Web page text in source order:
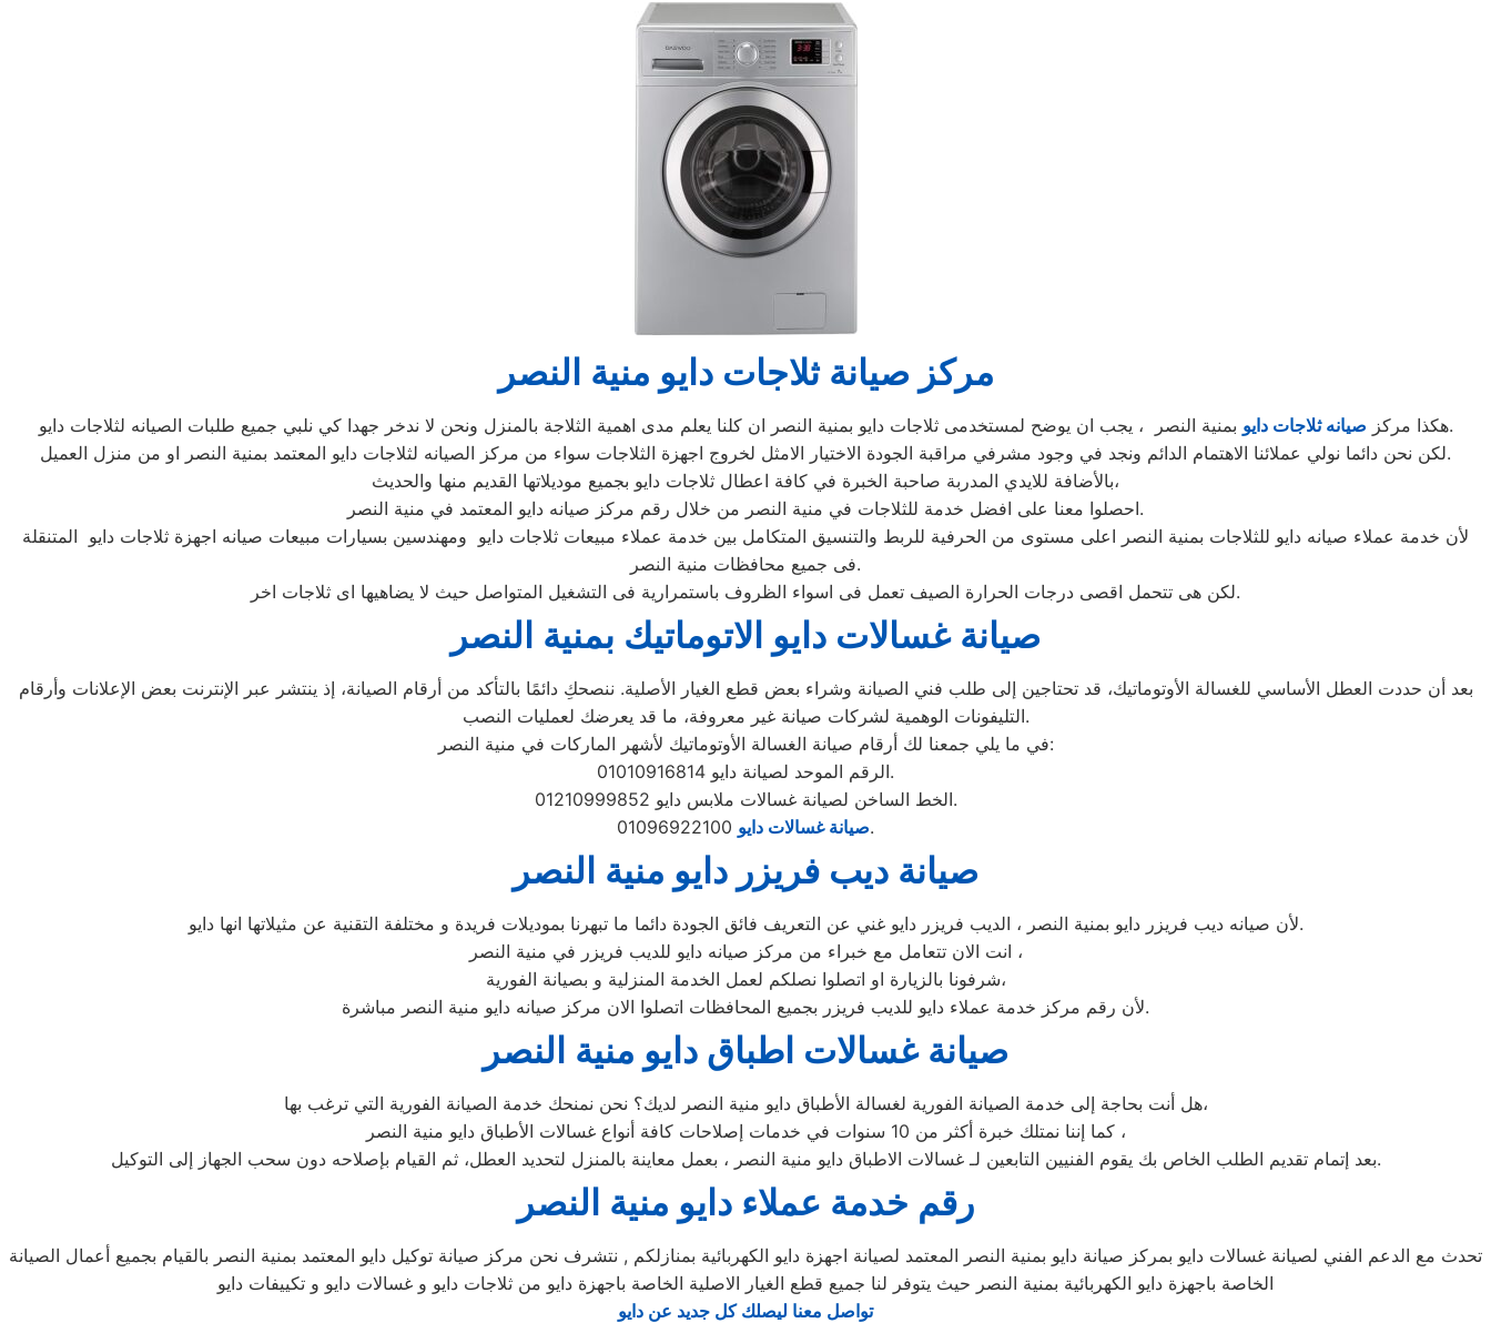
مركز صيانة ثلاجات دايو منية النصر
هكذا مركز صيانه ثلاجات دايو
بمنية النصر ، يجب ان يوضح لمستخدمى ثلاجات دايو بمنية النصر ان كلنا يعلم مدى اهمية الثلاجة بالمنزل ونحن لا ندخر جهدا كي نلبي جميع طلبات الصيانه لثلاجات دايو.
لكن نحن دائما نولي عملائنا الاهتمام الدائم ونجد في وجود مشرفي مراقبة الجودة الاختيار الامثل لخروج اجهزة الثلاجات سواء من مركز الصيانه لثلاجات دايو المعتمد بمنية النصر او من منزل العميل.
بالأضافة للايدي المدربة صاحبة الخبرة في كافة اعطال ثلاجات دايو بجميع موديلاتها القديم منها والحديث،
احصلوا معنا على افضل خدمة للثلاجات في منية النصر من خلال رقم مركز صيانه دايو المعتمد في منية النصر.
لأن خدمة عملاء صيانه دايو للثلاجات بمنية النصر اعلى مستوى من الحرفية للربط والتنسيق المتكامل بين خدمة عملاء مبيعات ثلاجات دايو ومهندسين بسيارات مبيعات صيانه اجهزة ثلاجات دايو المتنقلة
فى جميع محافظات منية النصر.
لكن هى تتحمل اقصى درجات الحرارة الصيف تعمل فى اسواء الظروف باستمرارية فى التشغيل المتواصل حيث لا يضاهيها اى ثلاجات اخر.
صيانة غسالات دايو الاتوماتيك بمنية النصر
بعد أن حددت العطل الأساسي للغسالة الأوتوماتيك، قد تحتاجين إلى طلب فني الصيانة وشراء بعض قطع الغيار الأصلية. ننصحكِ دائمًا بالتأكد من أرقام الصيانة، إذ ينتشر عبر الإنترنت بعض الإعلانات وأرقام
التليفونات الوهمية لشركات صيانة غير معروفة، ما قد يعرضك لعمليات النصب.
في ما يلي جمعنا لك أرقام صيانة الغسالة الأوتوماتيك لأشهر الماركات في منية النصر:
الرقم الموحد لصيانة دايو 01010916814.
الخط الساخن لصيانة غسالات ملابس دايو 01210999852.
صيانة غسالات دايو01096922100.
صيانة ديب فريزر دايو منية النصر
لأن صيانه ديب فريزر دايو بمنية النصر ، الديب فريزر دايو غني عن التعريف فائق الجودة دائما ما تبهرنا بموديلات فريدة و مختلفة التقنية عن مثيلاتها انها دايو.
انت الان تتعامل مع خبراء من مركز صيانه دايو للديب فريزر في منية النصر ،
شرفونا بالزيارة او اتصلوا نصلكم لعمل الخدمة المنزلية و بصيانة الفورية،
لأن رقم مركز خدمة عملاء دايو للديب فريزر بجميع المحافظات اتصلوا الان مركز صيانه دايو منية النصر مباشرة.
صيانة غسالات اطباق دايو منية النصر
هل أنت بحاجة إلى خدمة الصيانة الفورية لغسالة الأطباق دايو منية النصر لديك؟ نحن نمنحك خدمة الصيانة الفورية التي ترغب بها،
كما إننا نمتلك خبرة أكثر من 10 سنوات في خدمات إصلاحات كافة أنواع غسالات الأطباق دايو منية النصر ،
بعد إتمام تقديم الطلب الخاص بك يقوم الفنيين التابعين لـ غسالات الاطباق دايو منية النصر ، بعمل معاينة بالمنزل لتحديد العطل، ثم القيام بإصلاحه دون سحب الجهاز إلى التوكيل.
رقم خدمة عملاء دايو منية النصر
تحدث مع الدعم الفني لصيانة غسالات دايو بمركز صيانة دايو بمنية النصر المعتمد لصيانة اجهزة دايو الكهربائية بمنازلكم , نتشرف نحن مركز صيانة توكيل دايو المعتمد بمنية النصر بالقيام بجميع أعمال الصيانة
الخاصة باجهزة دايو الكهربائية بمنية النصر حيث يتوفر لنا جميع قطع الغيار الاصلية الخاصة باجهزة دايو من ثلاجات دايو و غسالات دايو و تكييفات دايو
تواصل معنا ليصلك كل جديد عن دايو